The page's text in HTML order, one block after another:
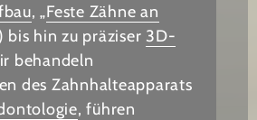
, „Feste Zähne an
bis hin zu präziser 3D-
behandeln
des Zahnhalteapparats
, führen